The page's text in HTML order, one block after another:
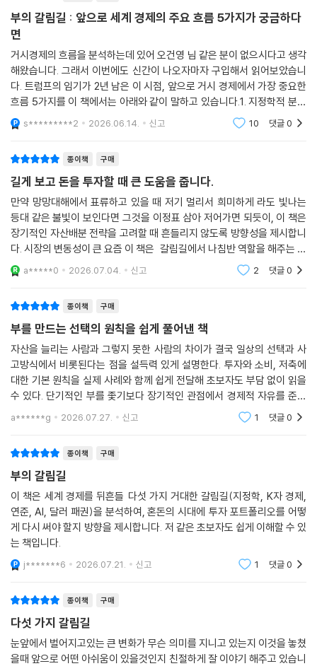
이 책은 거시적 변화를 읽는 것에 그치지 않고, 개인의 투자에 미칠 실질적
인 영향을 살펴봐 거대한 리스크 속에서도 안정적인 돌파구를 찾을 수 있
도록 돕는다. 결국 이 다섯 가지 시나리오는 서로 긴밀하게 연결되어 하나
의 거대한 ‘부의 지도’를 완성한다. 이 책을 통해 파편화된 뉴스 바깥에 존
재하는 세계 경제의 연결고리를 이해하게 되며, 혼돈의 시장을 꿰뚫어 보
는 압도적인 시야를 얻게 될 것이다. 『부의 갈림길』은 지금 세계가 던지는
시급한 질문에 대한 해답이자, 흔들리는 자산의 경로를 바로잡아줄 단 하
나의 생존 지도다.
부의 갈림길 : 앞으로 세계 경제의 주요 흐름 5가지가 궁금하다
면
거시경제의 흐름을 분석하는데 있어 오건영 님 같은 분이 없으시다고 생각
해왔습니다. 그래서 이번에도 신간이 나오자마자 구입해서 읽어보았습니
다. 트럼프의 임기가 2년 남은 이 시점, 앞으로 거시 경제에서 가장 중요한
흐름 5가지를 이 책에서는 아래와 같이 말하고 있습니다.1. 지정학적 분쟁
2. K자 경제3. 연준의장 교체4. AI와 생산성5. 달러 패권미국과 이란 전쟁
이 거의 끝나가
s*********2 2026.06.14. 신고 10 댓글0
종이책 구매
길게 보고 돈을 투자할 때 큰 도움을 줍니다.
만약 망망대해에서 표류하고 있을 때 저기 멀리서 희미하게 라도 빛나는
등대 같은 불빛이 보인다면 그것을 이정표 삼아 저어가면 되듯이, 이 책은
장기적인 자산배분 전략을 고려할 때 흔들리지 않도록 방향성을 제시합니
다. 시장의 변동성이 큰 요즘 이 책은 갈림길에서 나침반 역할을 해주는 것
같습니다. 연준 새의장, 케빈워시 의장의 등판으로 향후 어떻게 전개될 것
인지 궁금하던
a*****0 2026.07.04. 신고 2 댓글0
종이책 구매
부를 만드는 선택의 원칙을 쉽게 풀어낸 책
자산을 늘리는 사람과 그렇지 못한 사람의 차이가 결국 일상의 선택과 사
고방식에서 비롯된다는 점을 설득력 있게 설명한다. 투자와 소비, 저축에
대한 기본 원칙을 실제 사례와 함께 쉽게 전달해 초보자도 부담 없이 읽을
수 있다. 단기적인 부를 좇기보다 장기적인 관점에서 경제적 자유를 준비
하도록 동기를 부여하는 실용적인 재테크 입문서다.
a******g 2026.07.27. 신고 1 댓글0
종이책 구매
부의 갈림길
이 책은 세계 경제를 뒤흔들 다섯 가지 거대한 갈림길(지정학, K자 경제,
연준, AI, 달러 패권)을 분석하여, 혼돈의 시대에 투자 포트폴리오를 어떻
게 다시 써야 할지 방향을 제시합니다. 저 같은 초보자도 쉽게 이해할 수 있
는 책입니다.
j*******6 2026.07.21. 신고 1 댓글0
종이책 구매
다섯 가지 갈림길
눈앞에서 벌어지고있는 큰 변화가 무슨 의미를 지니고 있는지 이것을 놓쳤
을때 앞으로 어떤 아쉬움이 있을것인지 친절하게 잘 이야기 해주고 있습니